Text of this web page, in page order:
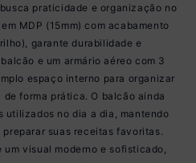
praticidade e organização no
MDP (15mm) com acabamento
garante durabilidade e
e um armário aéreo com 3
espaço interno para organizar
forma prática. O balcão ainda
utilizados no dia a dia, mantendo
suas receitas favoritas.
visual moderno e sofisticado,